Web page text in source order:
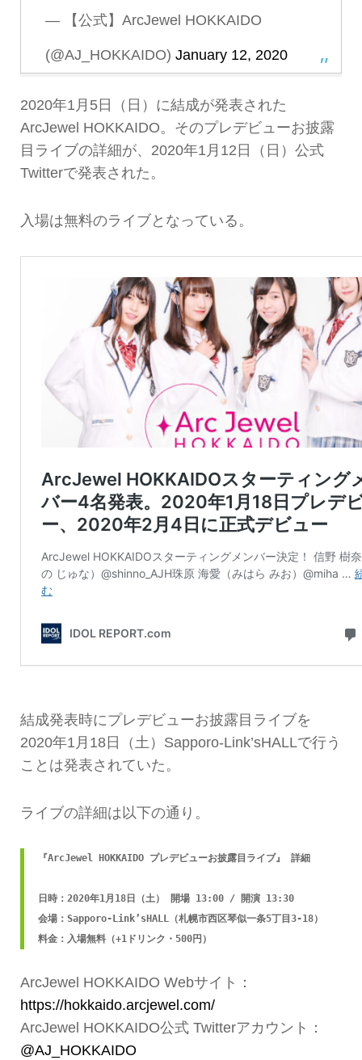
— 【公式】ArcJewel HOKKAIDO
(@AJ_HOKKAIDO) January 12, 2020
2020年1月5日（日）に結成が発表された
ArcJewel HOKKAIDO。そのプレデビューお披露
目ライブの詳細が、2020年1月12日（日）公式
Twitterで発表された。
入場は無料のライブとなっている。
結成発表時にプレデビューお披露目ライブを
2020年1月18日（土）Sapporo-Link’sHALLで行う
ことは発表されていた。
ライブの詳細は以下の通り。
『ArcJewel HOKKAIDO プレデビューお披露目ライブ』 詳細
日時：2020年1月18日（土） 開場 13:00 / 開演 13:30
会場：Sapporo-Link’sHALL（札幌市西区琴似一条5丁目3-18）
料金：入場無料（+1ドリンク・500円）
ArcJewel HOKKAIDO Webサイト：
https://hokkaido.arcjewel.com/
ArcJewel HOKKAIDO公式 Twitterアカウント：
@AJ_HOKKAIDO